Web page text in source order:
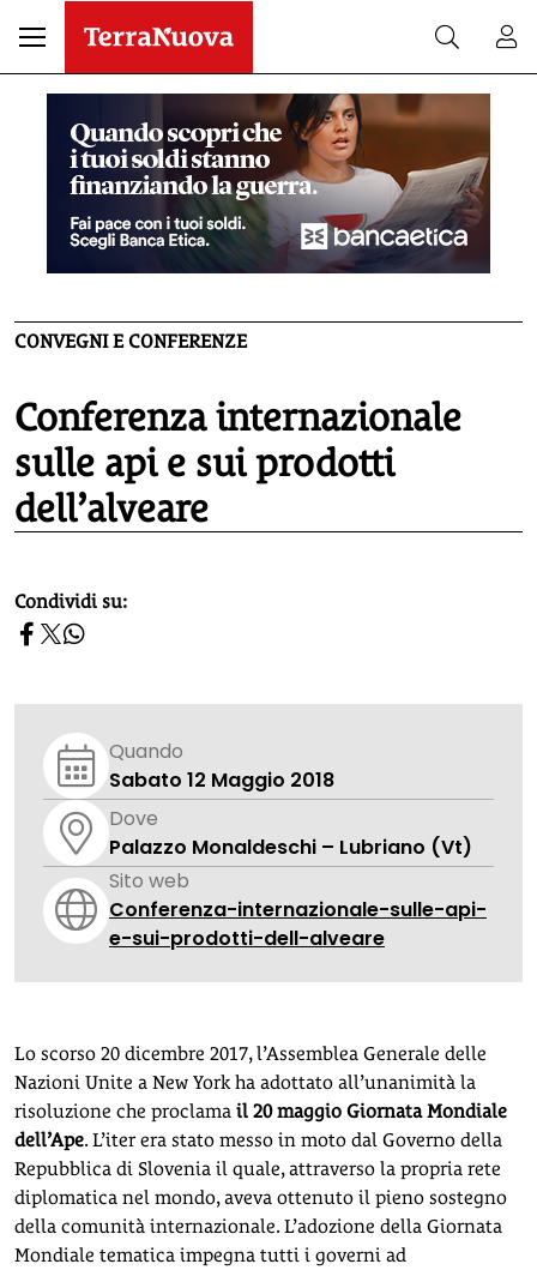
CONVEGNI E CONFERENZE
Conferenza internazionale
sulle api e sui prodotti
dell’alveare
homepage h2
Condividi su:
Quando
Sabato 12 Maggio 2018
Dove
Palazzo Monaldeschi – Lubriano (Vt)
Sito web
Conferenza-internazionale-sulle-api-
e-sui-prodotti-dell-alveare
Lo scorso 20 dicembre 2017, l’Assemblea Generale delle
Nazioni Unite a New York ha adottato all’unanimità la
risoluzione che proclama il 20 maggio Giornata Mondiale
dell’Ape. L’iter era stato messo in moto dal Governo della
Repubblica di Slovenia il quale, attraverso la propria rete
diplomatica nel mondo, aveva ottenuto il pieno sostegno
della comunità internazionale. L’adozione della Giornata
Mondiale tematica impegna tutti i governi ad